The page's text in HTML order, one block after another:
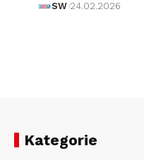
SW 24.02.2026
Kategorie